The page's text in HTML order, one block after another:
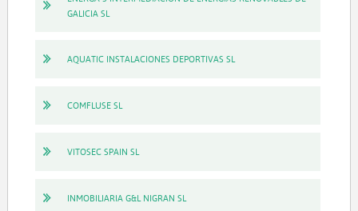
GALICIA SL
AQUATIC INSTALACIONES DEPORTIVAS SL
COMFLUSE SL
VITOSEC SPAIN SL
INMOBILIARIA G&L NIGRAN SL